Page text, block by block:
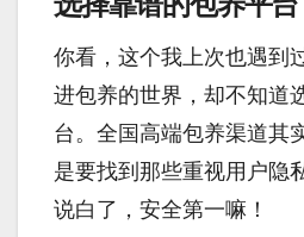
你看，这个我上次也遇到
进包养的世界，却不知道
台。全国高端包养渠道其
是要找到那些重视用户隐
说白了，安全第一嘛！